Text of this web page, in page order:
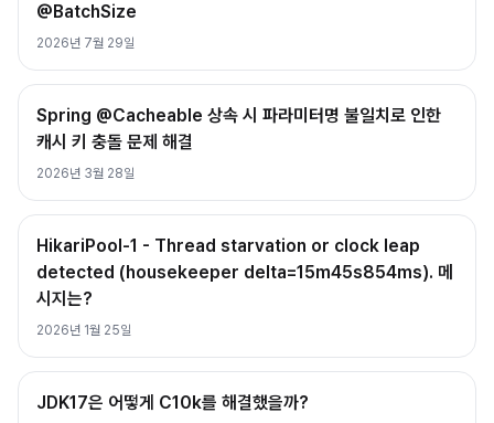
@BatchSize
2026년 7월 29일
Spring @Cacheable 상속 시 파라미터명 불일치로 인한
캐시 키 충돌 문제 해결
2026년 3월 28일
HikariPool-1 - Thread starvation or clock leap
detected (housekeeper delta=15m45s854ms). 메
시지는?
2026년 1월 25일
JDK17은 어떻게 C10k를 해결했을까?